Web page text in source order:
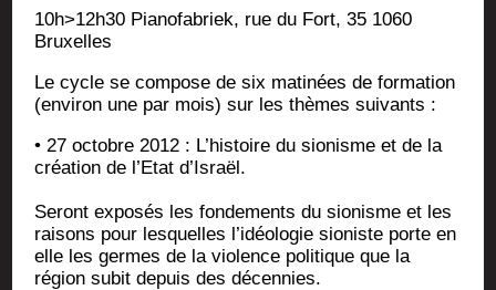
10h>12h30 Pia­no­fa­briek, rue du Fort, 35 1060
Bruxelles
Le cycle se com­pose de six mati­nées de for­ma­tion
(envi­ron une par mois) sur les thèmes suivants :
• 27 octobre 2012 : L’histoire du sio­nisme et de la
créa­tion de l’Etat d’Israël.
Seront expo­sés les fon­de­ments du sio­nisme et les
rai­sons pour les­quelles l’idéologie sio­niste porte en
elle les germes de la vio­lence poli­tique que la
région subit depuis des décennies.